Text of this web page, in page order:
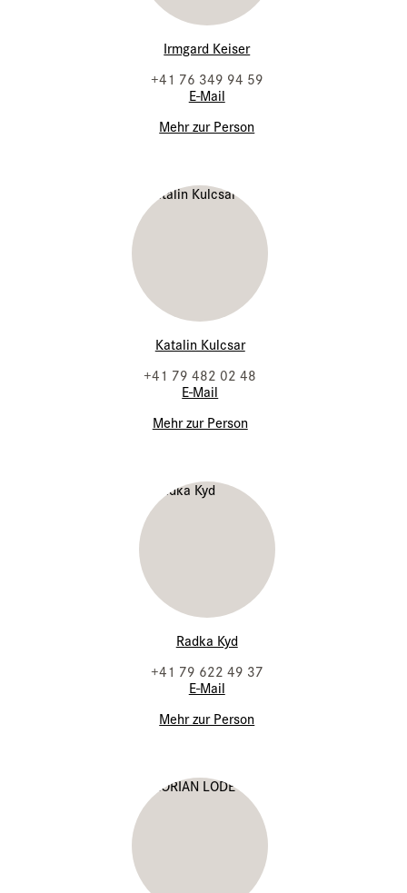
Irmgard Keiser
+41 76 349 94 59
E-Mail
Mehr zur Person
Katalin Kulcsar
+41 79 482 02 48
E-Mail
Mehr zur Person
Radka Kyd
+41 79 622 49 37
E-Mail
Mehr zur Person